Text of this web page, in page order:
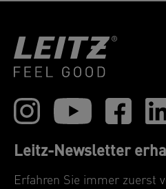
Leitz-Newsletter
Erfahren Sie immer zuerst